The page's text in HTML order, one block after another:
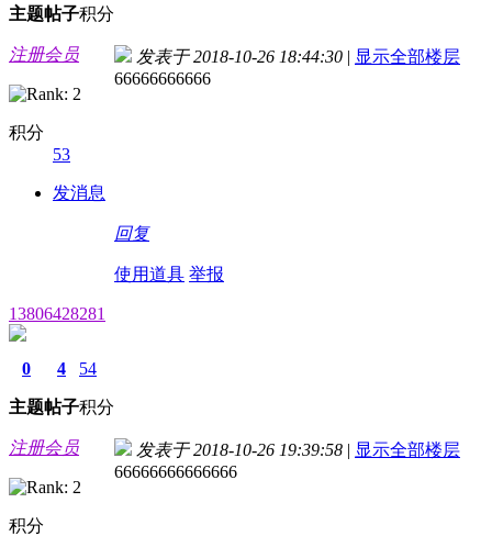
主题帖子积分
注册会员
积分
53
发消息
发表于 2018-10-26 18:44:30 | 显示全部楼层
66666666666
回复
使用道具 举报
13806428281
0
主题
4
帖子
54
积分
注册会员
积分
发表于 2018-10-26 19:39:58 | 显示全部楼层
66666666666666